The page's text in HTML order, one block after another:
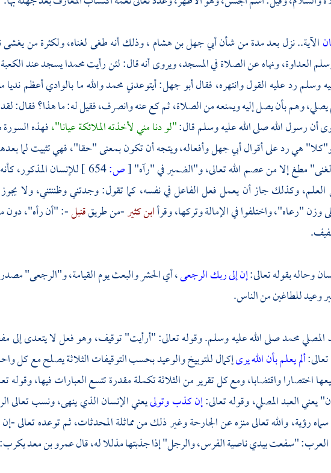
الآية.. نزل بعد مدة من شأنأبي جهل بن هشام، وذلك أنه طغى لغناه، ولكثرة من
العداوة، ونهاه عن الصلاة في المسجد، ويروى أنه قال: لئن رأيتمحمدايسجد عندالكعبة
وسلم رد عليه القول وانتهره، فقالأبو جهل:أيتوعدنيمحمدوالله ما بالوادي أعظم
يصلي، وهم بأن يصل إليه ويمنعه من الصلاة، ثم كع عنه وانصرف، فقيل له: ما هذا؟ فقال:
أن رسول الله صلى الله عليه وسلم قال:"لو دنا مني لأخذته الملائكة عيانا"،فهذه
هي رد على أقوالأبي جهلوأفعاله، ويتجه أن تكون بمعنى "حقا"، فهي تثبيت لما
مطغ إلا من عصم الله تعالى، و"الضمير في "رآه"[ص:654 ]
للإنسان المذكور،
وكذلك جاز أن يعمل فعل الفاعل في نفسه، كما تقول: وجدتني وظننتني، ولا
وزن "رعاه"، واختلفوا في الإمالة وتركها، وقرأابن كثير-من طريققنبل-: "أن رأه"، دون
وحاله بقوله تعالى:إن إلى ربك الرجعى، أي الحشر والبعث يوم القيامة، و"الرجعى"
وعيد للطاغين من الناس.
المصليمحمدصلى الله عليه وسلم. وقوله تعالى: "أرأيت" توقيف، وهو فعل لا يتعدى إلى
ألم يعلم بأن الله يرىإكمال للتوبيخ والوعيد بحسب التوقيفات الثلاثة يصلح مع كل
اختصارا واقتضابا، ومع كل تقرير من الثلاثة تكملة مقدرة تتسع العبارات فيها، وقوله
يعني العبد المصلي، وقوله تعالى:إن كذب وتولىيعني الإنسان الذي ينهى، ونسب تعالى
رؤية، والله تعالى منزه عن الجارحة وغير ذلك من مماثلة المحدثات، ثم توعده تعالى -إن
العرب:"سفعت بيدي ناصية الفرس، والرجل" إذا جذبتها مذللا له، قالعمرو بن معد يكرب: